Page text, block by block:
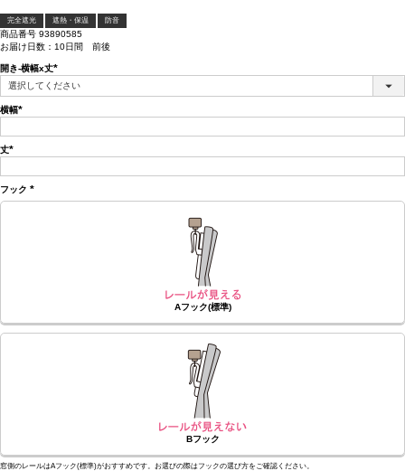
完全遮光 遮熱・保温 防音
商品番号 93890585
お届け日数：10日間 前後
開き-横幅x丈
(必
須)
横幅
須)
丈
須)
フック
(必
Aフック(標準)
Bフック
窓側のレールはAフック(標準)がおすすめです。お選びの際はフックの選び方をご確認ください。